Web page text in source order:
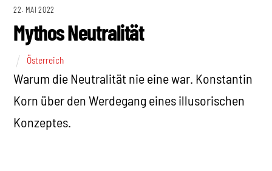
22. MAI 2022
Mythos Neutralität
Österreich
Warum die Neutralität nie eine war. Konstantin
Korn über den Werdegang eines illusorischen
Konzeptes.